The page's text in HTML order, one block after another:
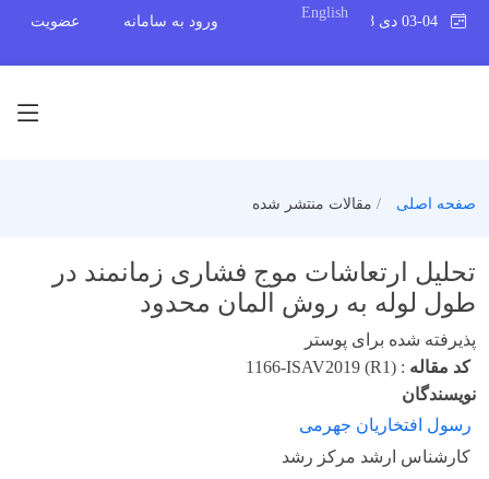
English
ورود به سامانه عضویت
صفحه اصلی مقالات منتشر شده
تحلیل ارتعاشات موج فشاری زمانمند در
طول لوله به روش المان محدود
پذیرفته شده برای پوستر
کد مقاله :
1166-ISAV2019 (R1)
نویسندگان
رسول افتخاریان جهرمی
کارشناس ارشد مرکز رشد